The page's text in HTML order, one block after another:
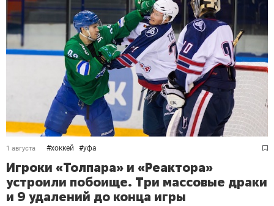
1 августа #хоккей #уфа
Игроки «Толпара» и «Реактора»
устроили побоище. Три массовые драки
и 9 удалений до конца игры